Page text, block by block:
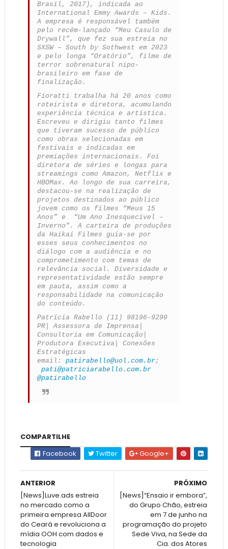
Brasil, 2017), indicada ao
International Emmy Awards – Kids.
A empresa é responsável também
pelo recém-lançado “Meu Casulo de
Drywall”, que fez sua estreia no
SXSW – South by Sothwest em 2023
e pelo longa “Oratório”, filme de
terror sobrenatural nipo-
brasileiro em fase de
finalização.
Fioratti trabalha há 20 anos como
roteirista e diretora, acumulando
experiência técnica e artística.
Escreveu e dirigiu tanto filmes
que tiveram sucesso de público
como obras selecionadas em
festivais e indicadas em
premiações internacionais. Foi
diretora de séries e longas para
streamings como Amazon, Netflix e
HBOMax. Ao longo de sua carreira,
destacou-se na realização de
projetos destinados ao público
jovem como os filmes “Meus 15
Anos” e “Um Ano Inesquecível –
Inverno”. A carteira de produções
da Haikai Filmes guia-se por
esses seus conhecimentos no
diálogo com a audiência e no
comprometimento com temas de
relevância social. Diversidade e
representatividade estão sempre
em pauta, assim como a
responsabilidade na comunicação
do conteúdo.
Patrícia Rabello (11) 98196-9290
PR| Assessora de Imprensa|
Consultoria em Comunicação|
Produtora Executiva| Conexões
Estratégicas
email: patirabello@uol.com.br;
pati@patriciarabello.com.br
@patirabello
COMPARTILHE
Facebook
Twitter Google+
PRÓXIMO
[News]“Ensaio ir embora”,
do Grupo Chão, estreia
em 7 de junho na
programação do projeto
Sede Viva, na Sede da
Cia. dos Atores
ANTERIOR
[News]Luve.ads estreia
no mercado como a
primeira empresa AllDoor
do Ceará e revoluciona a
mídia OOH com dados e
tecnologia